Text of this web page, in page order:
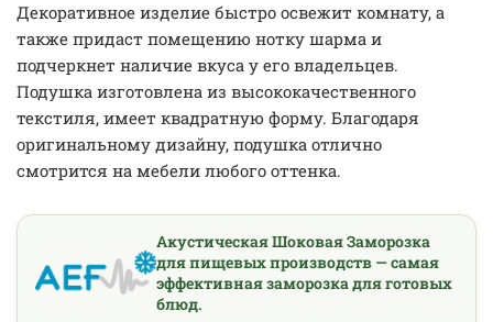
Декоративное изделие быстро освежит комнату, а
также придаст помещению нотку шарма и
подчеркнет наличие вкуса у его владельцев.
Подушка изготовлена из высококачественного
текстиля, имеет квадратную форму. Благодаря
оригинальному дизайну, подушка отлично
смотрится на мебели любого оттенка.
Акустическая Шоковая Заморозка
для пищевых производств — самая
эффективная заморозка для готовых
блюд.